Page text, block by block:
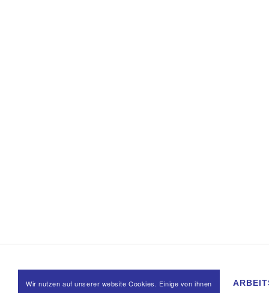
RECHTLICHES
Wir nutzen auf unserer website Cookies. Einige von ihnen